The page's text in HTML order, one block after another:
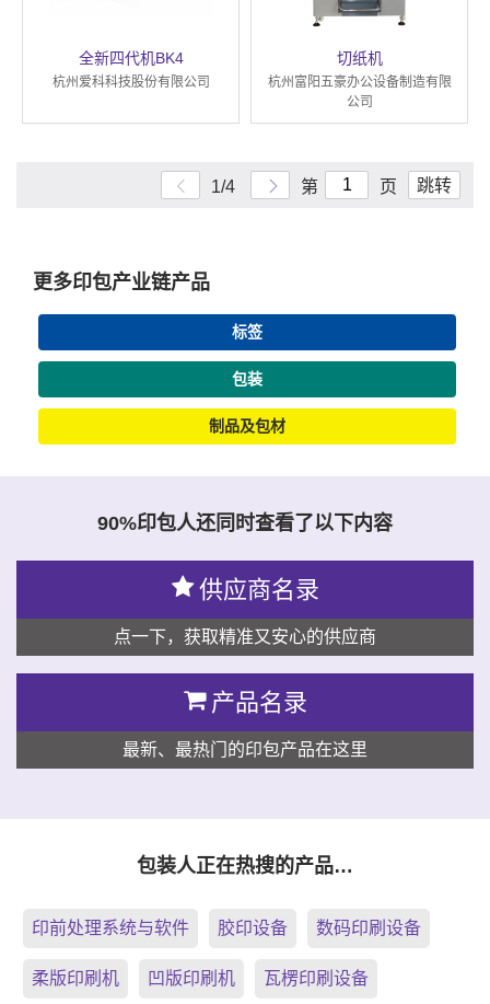
全新四代机BK4
杭州爱科科技股份有限公司
切纸机
杭州富阳五豪办公设备制造有限
公司
1/4 第 页 跳转
更多印包产业链产品
标签
包装
制品及包材
90%印包人还同时查看了以下内容
供应商名录
点一下，获取精准又安心的供应商
产品名录
最新、最热门的印包产品在这里
包装人正在热搜的产品…
印前处理系统与软件 胶印设备 数码印刷设备
柔版印刷机 凹版印刷机 瓦楞印刷设备